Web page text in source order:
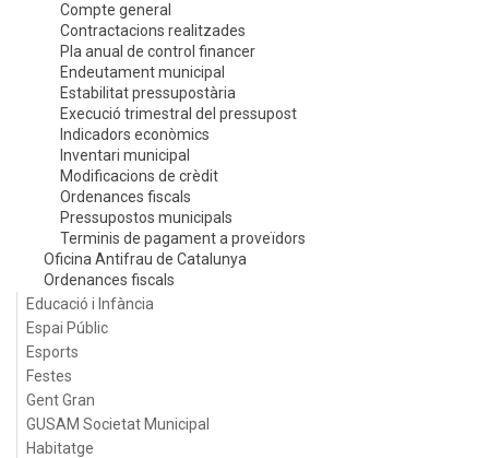
Compte general
Contractacions realitzades
Pla anual de control financer
Endeutament municipal
Estabilitat pressupostària
Execució trimestral del pressupost
Indicadors econòmics
Inventari municipal
Modificacions de crèdit
Ordenances fiscals
Pressupostos municipals
Terminis de pagament a proveïdors
Oficina Antifrau de Catalunya
Ordenances fiscals
Educació i Infància
Espai Públic
Esports
Festes
Gent Gran
GUSAM Societat Municipal
Habitatge